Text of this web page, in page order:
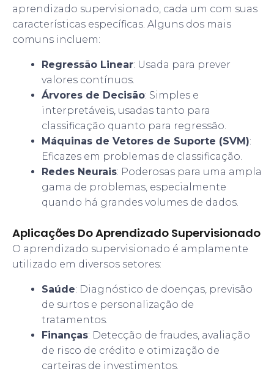
aprendizado supervisionado, cada um com suas
características específicas. Alguns dos mais
comuns incluem:
Regressão Linear: Usada para prever
valores contínuos.
Árvores de Decisão: Simples e
interpretáveis, usadas tanto para
classificação quanto para regressão.
Máquinas de Vetores de Suporte (SVM):
Eficazes em problemas de classificação.
Redes Neurais: Poderosas para uma ampla
gama de problemas, especialmente
quando há grandes volumes de dados.
Aplicações Do Aprendizado Supervisionado
O aprendizado supervisionado é amplamente
utilizado em diversos setores:
Saúde: Diagnóstico de doenças, previsão
de surtos e personalização de
tratamentos.
Finanças: Detecção de fraudes, avaliação
de risco de crédito e otimização de
carteiras de investimentos.